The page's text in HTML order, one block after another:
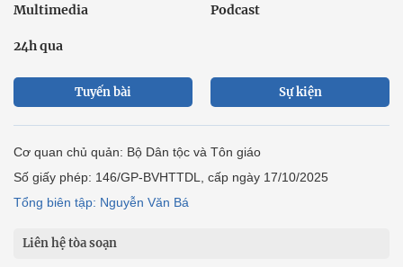
Multimedia Podcast
24h qua
Tuyến bài Sự kiện
Cơ quan chủ quản: Bộ Dân tộc và Tôn giáo
Số giấy phép: 146/GP-BVHTTDL, cấp ngày 17/10/2025
Tổng biên tập: Nguyễn Văn Bá
Liên hệ tòa soạn